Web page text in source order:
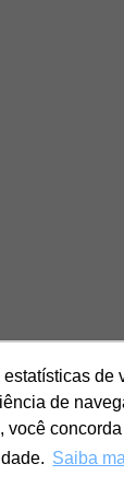
de
de
você concorda
Saiba